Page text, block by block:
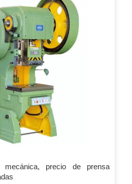
mecánica, precio de prensa